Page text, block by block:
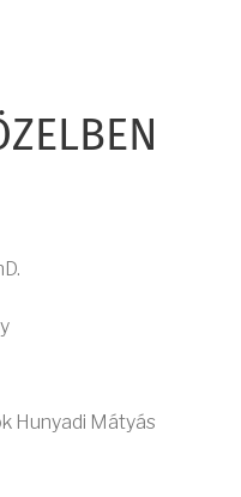
Hunyadi Mátyás